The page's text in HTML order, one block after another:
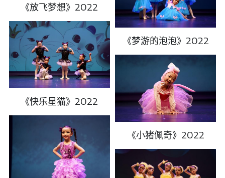
《放飞梦想》2022
《快乐星猫》2022
《梦游的泡泡》2022
《小猪佩奇》2022